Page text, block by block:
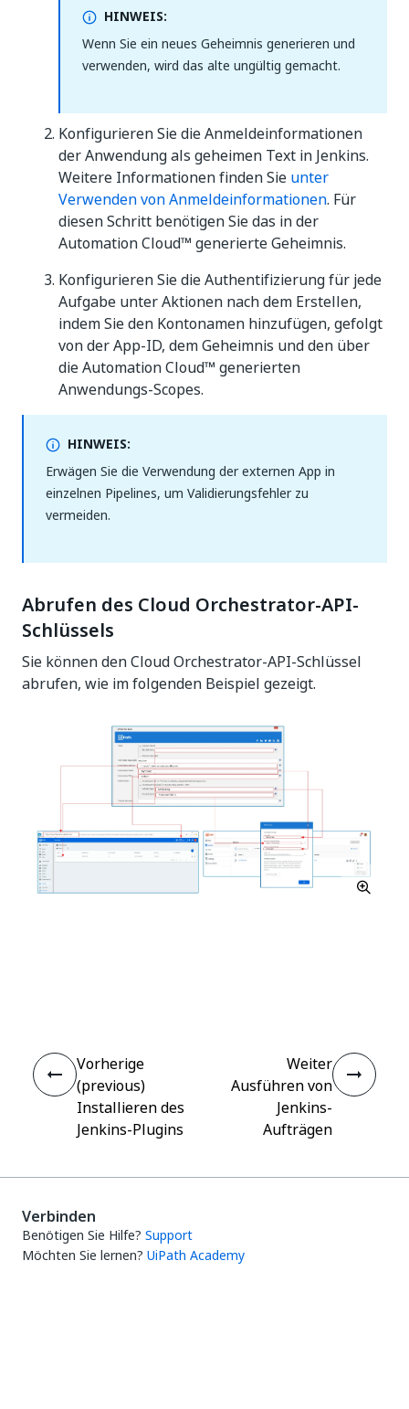
HINWEIS:
Wenn Sie ein neues Geheimnis generieren und
verwenden, wird das alte ungültig gemacht.
Konfigurieren Sie die Anmeldeinformationen
der Anwendung als geheimen Text in Jenkins.
Weitere Informationen finden Sie unter
Verwenden von Anmeldeinformationen. Für
diesen Schritt benötigen Sie das in der
Automation Cloud™ generierte Geheimnis.
Konfigurieren Sie die Authentifizierung für jede
Aufgabe unter Aktionen nach dem Erstellen,
indem Sie den Kontonamen hinzufügen, gefolgt
von der App-ID, dem Geheimnis und den über
die Automation Cloud™ generierten
Anwendungs-Scopes.
HINWEIS:
Erwägen Sie die Verwendung der externen App in
einzelnen Pipelines, um Validierungsfehler zu
vermeiden.
Abrufen des Cloud Orchestrator-API-
Schlüssels
Sie können den Cloud Orchestrator-API-Schlüssel
abrufen, wie im folgenden Beispiel gezeigt.
Vorherige
(previous)
Installieren des
Jenkins-Plugins
Weiter
Ausführen von
Jenkins-
Aufträgen
Verbinden
Benötigen Sie Hilfe? Support
Möchten Sie lernen? UiPath Academy